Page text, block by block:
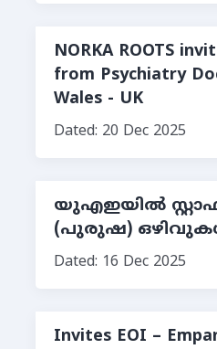
NORKA ROOTS
from Psychiatry
Wales - UK
Dated: 20 Dec 2025
യുഎഇയിൽ
(പുരുഷ)
Dated: 16 Dec 2025
Invites EOI –